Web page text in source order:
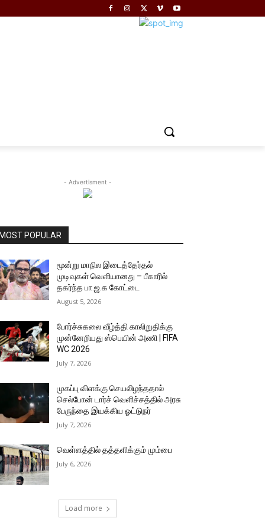
- Advertisment -
MOST POPULAR
மூன்று மாநில இடைத்தேர்தல்
முடிவுகள் வெளியானது – பீகாரில்
தகர்ந்த பா.ஜ.க கோட்டை
August 5, 2026
போர்ச்சுகலை வீழ்த்தி காலிறுதிக்கு
முன்னேறியது ஸ்பெயின் அணி | FIFA
WC 2026
July 7, 2026
முகப்பு விளக்கு செயலிழந்ததால்
செல்போன் டார்ச் வெளிச்சத்தில் அரசு
பேருந்தை இயக்கிய ஓட்டுநர்
July 7, 2026
வெள்ளத்தில் தத்தளிக்கும் மும்பை
July 6, 2026
Load more